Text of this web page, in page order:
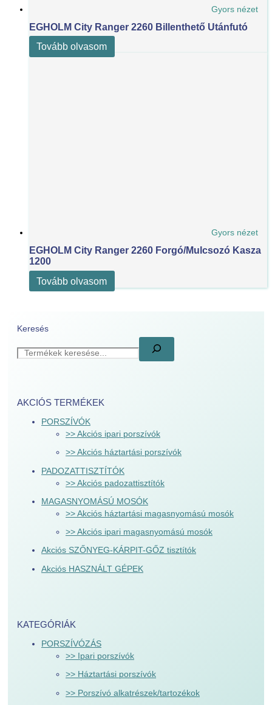
Keresés
AKCIÓS TERMÉKEK
PORSZÍVÓK
>> Akciós ipari porszívók
>> Akciós háztartási porszívók
PADOZATTISZTÍTÓK
>> Akciós padozattisztítók
MAGASNYOMÁSÚ MOSÓK
>> Akciós háztartási magasnyomású mosók
>> Akciós ipari magasnyomású mosók
Akciós SZŐNYEG-KÁRPIT-GŐZ tisztítók
Akciós HASZNÁLT GÉPEK
KATEGÓRIÁK
PORSZÍVÓZÁS
>> Ipari porszívók
>> Háztartási porszívók
>> Porszívó alkatrészek/tartozékok
Gyors nézet
EGHOLM City Ranger 2260 Billenthető Utánfutó
Tovább olvasom
Gyors nézet
EGHOLM City Ranger 2260 Forgó/Mulcsozó Kasza
1200
Tovább olvasom